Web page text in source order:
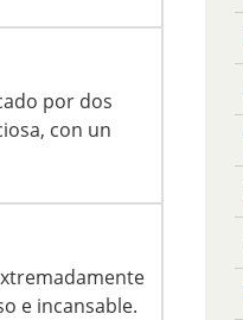
por dos
con un
e incansable.